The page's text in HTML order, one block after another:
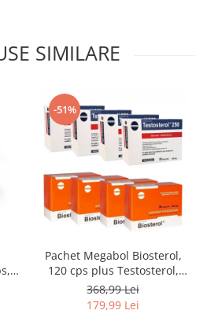
SIMILARE
-51%
Pachet Megabol Biosterol,
120 cps plus Testosterol,
120 cps, stimulare
testosteron si hormon de
crestere, inhibare estrogen
368,99 Lei
179,99 Lei